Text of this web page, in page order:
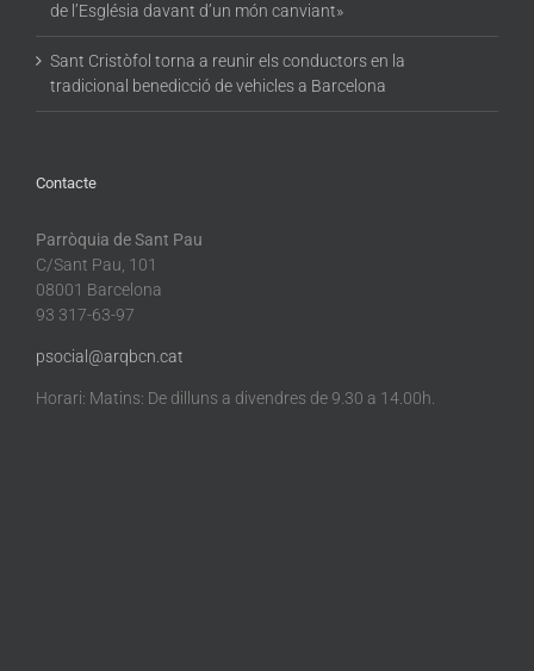
de l’Església davant d’un món canviant»
Sant Cristòfol torna a reunir els conductors en la
tradicional benedicció de vehicles a Barcelona
Contacte
Parròquia de Sant Pau
C/Sant Pau, 101
08001 Barcelona
93 317-63-97
psocial@arqbcn.cat
Horari: Matins: De dilluns a divendres de 9.30 a 14.00h.